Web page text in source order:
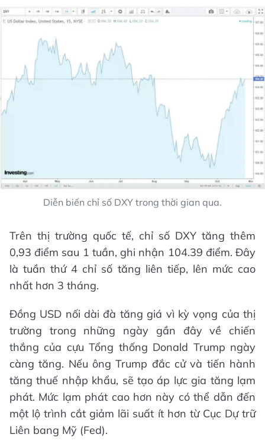
Diễn biến chỉ số DXY trong thời gian qua.
Trên thị trường quốc tế, chỉ số DXY tăng thêm
0,93 điểm sau 1 tuần, ghi nhận 104.39 điểm. Đây
là tuần thứ 4 chỉ số tăng liên tiếp, lên mức cao
nhất hơn 3 tháng.
Đồng USD nối dài đà tăng giá vì kỳ vọng của thị
trường trong những ngày gần đây về chiến
thắng của cựu Tổng thống Donald Trump ngày
càng tăng. Nếu ông Trump đắc cử và tiến hành
tăng thuế nhập khẩu, sẽ tạo áp lực gia tăng lạm
phát. Mức lạm phát cao hơn này có thể dẫn đến
một lộ trình cắt giảm lãi suất ít hơn từ Cục Dự trữ
Liên bang Mỹ (Fed).